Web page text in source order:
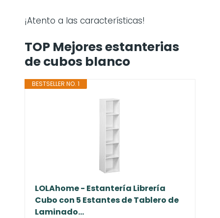
¡Atento a las características!
TOP Mejores estanterias
de cubos blanco
BESTSELLER NO. 1
LOLAhome - Estantería Librería
Cubo con 5 Estantes de Tablero de
Laminado...